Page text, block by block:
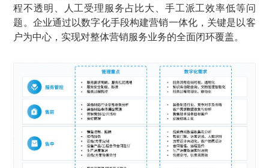
程不透明、人工受理服务占比大、手工派工效率低等问
题。企业通过以数字化手段构建营销一体化，关键是以客
户为中心，实现对整体营销服务业务的全面闭环覆盖。